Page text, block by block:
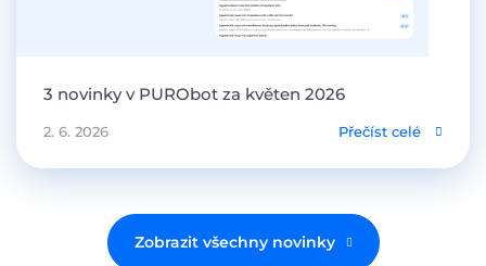
3 novinky v PURObot za květen 2026
2. 6. 2026 Přečíst celé
Zobrazit všechny novinky